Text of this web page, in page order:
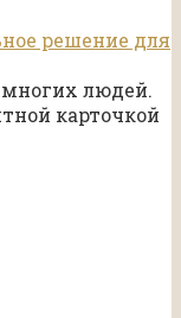
решение для
людей.
карточкой